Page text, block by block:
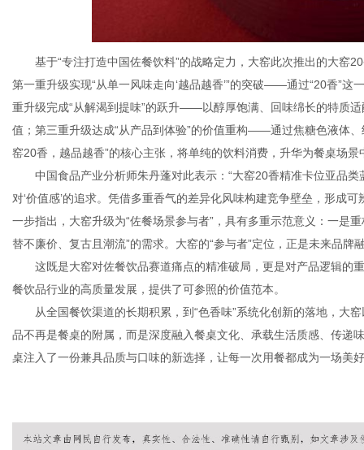
基于“专注打造中国佐餐饮料”的战略定力，大窑此次推出的大窑
第一重升级实现“从单一风味走向‘越品越香’”的突破——通过“20香”
重升级完成“从解渴到提味”的跃升——以醇厚饱满、回味绵长的特质
值；第三重升级达成“从产品到体验”的价值重构——通过焦糖色液体
窑20香，越品越香”的核心主张，将单纯的饮料消费，升华为餐桌场景
中国食品产业分析师朱丹蓬对此表示：“大窑20香精准卡位亚品
对‘价值感’的追求。凭借多重香气的差异化风味构建竞争壁垒，形成
一步指出，大窑升级为“佐餐场景参与者”，具有多重示范意义：一是
替不廉价、复古且潮流”的需求。大窑的“参与者”定位，正是未来品
这既是大窑对佐餐饮品赛道痛点的精准破局，更是对产品逻辑的
餐饮品行业的高质量发展，提供了可参照的价值范本。
从全国餐饮渠道的长期积累，到“色香味”系统化创新的落地，大
品不再是餐桌的附属，而是深度融入餐桌文化、承载生活质感、传递
桌注入了一份兼具品质与口味的新选择，让每一次用餐都成为一场美